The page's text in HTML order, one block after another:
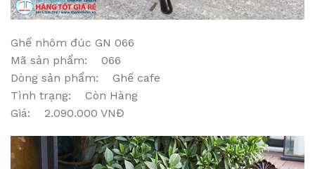
Ghế nhôm đúc GN 066
Mã sản phẩm: 066
Dòng sản phẩm: Ghế cafe
Tình trạng: Còn Hàng
Giá: 2.090.000 VNĐ